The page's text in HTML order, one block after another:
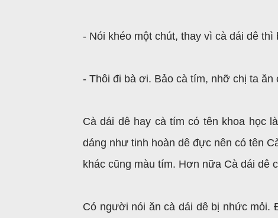
- Nói khéo một chút, thay vì cà dái dê thì
- Thôi đi bà ơi. Bảo cà tím, nhỡ chị ta ăn
Cà dái dê hay cà tím có tên khoa học
dáng như tinh hoàn dê đực nên có tên
khác cũng màu tím. Hơn nữa Cà dái dê
Có người nói ăn cà dái dê bị nhức mỏi.